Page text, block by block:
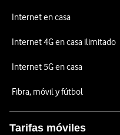
Internet en casa
Internet 4G en casa ilimitado
Internet 5G en casa
Fibra, móvil y fútbol
Tarifas móviles